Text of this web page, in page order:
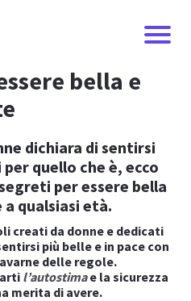
bella e
dichiara di sentirsi
quello che è, ecco
per essere bella
qualsiasi età.
creati da donne e dedicati
più belle e in pace con
delle regole.
l’autostimae la sicurezza
merita di avere.